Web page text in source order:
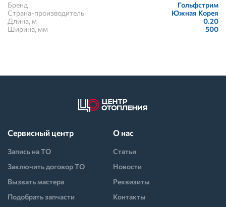
Бренд
Гольфстрим
Страна-производитель
Южная Корея
Длина, м
0.20
Ширина, мм
500
Сервисный центр
Запись на ТО
Заключить договор ТО
Вызвать мастера
Подобрать запчасти
О нас
Статьи
Новости
Реквизиты
Контакты